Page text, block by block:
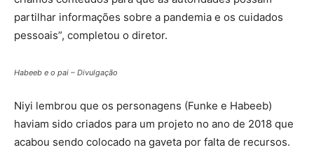
partilhar informações sobre a pandemia e os cuidados
pessoais”, completou o diretor.
Habeeb e o pai – Divulgação
Niyi lembrou que os personagens (Funke e Habeeb)
haviam sido criados para um projeto no ano de 2018 que
acabou sendo colocado na gaveta por falta de recursos.